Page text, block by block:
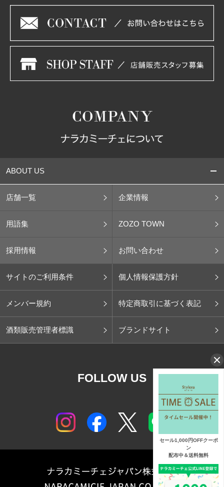
ABOUT US
店舗一覧 企業情報
用語集 ZOZO TOWN
採用情報 お問い合わせ
サイトのご利用条件 個人情報保護方針
メンバー規約 特定商取引に基づく表記
酒類販売管理者標識 ブランドサイト
FOLLOW US
セール1,000円OFFクーポ
ン
配布中＆送料無料